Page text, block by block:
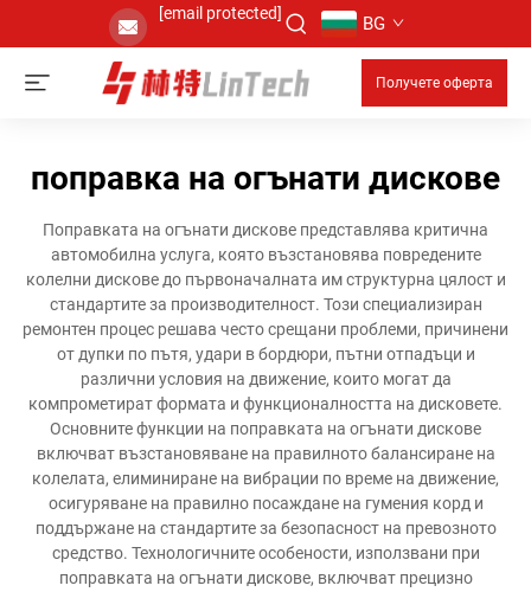
[email protected] BG
Получете оферта
поправка на огънати дискове
Поправката на огънати дискове представлява критична
автомобилна услуга, която възстановява повредените
колелни дискове до първоначалната им структурна цялост и
стандартите за производителност. Този специализиран
ремонтен процес решава често срещани проблеми, причинени
от дупки по пътя, удари в бордюри, пътни отпадъци и
различни условия на движение, които могат да
компрометират формата и функционалността на дисковете.
Основните функции на поправката на огънати дискове
включват възстановяване на правилното балансиране на
колелата, елиминиране на вибрации по време на движение,
осигуряване на правилно посаждане на гумения корд и
поддържане на стандартите за безопасност на превозното
средство. Технологичните особености, използвани при
поправката на огънати дискове, включват прецизно